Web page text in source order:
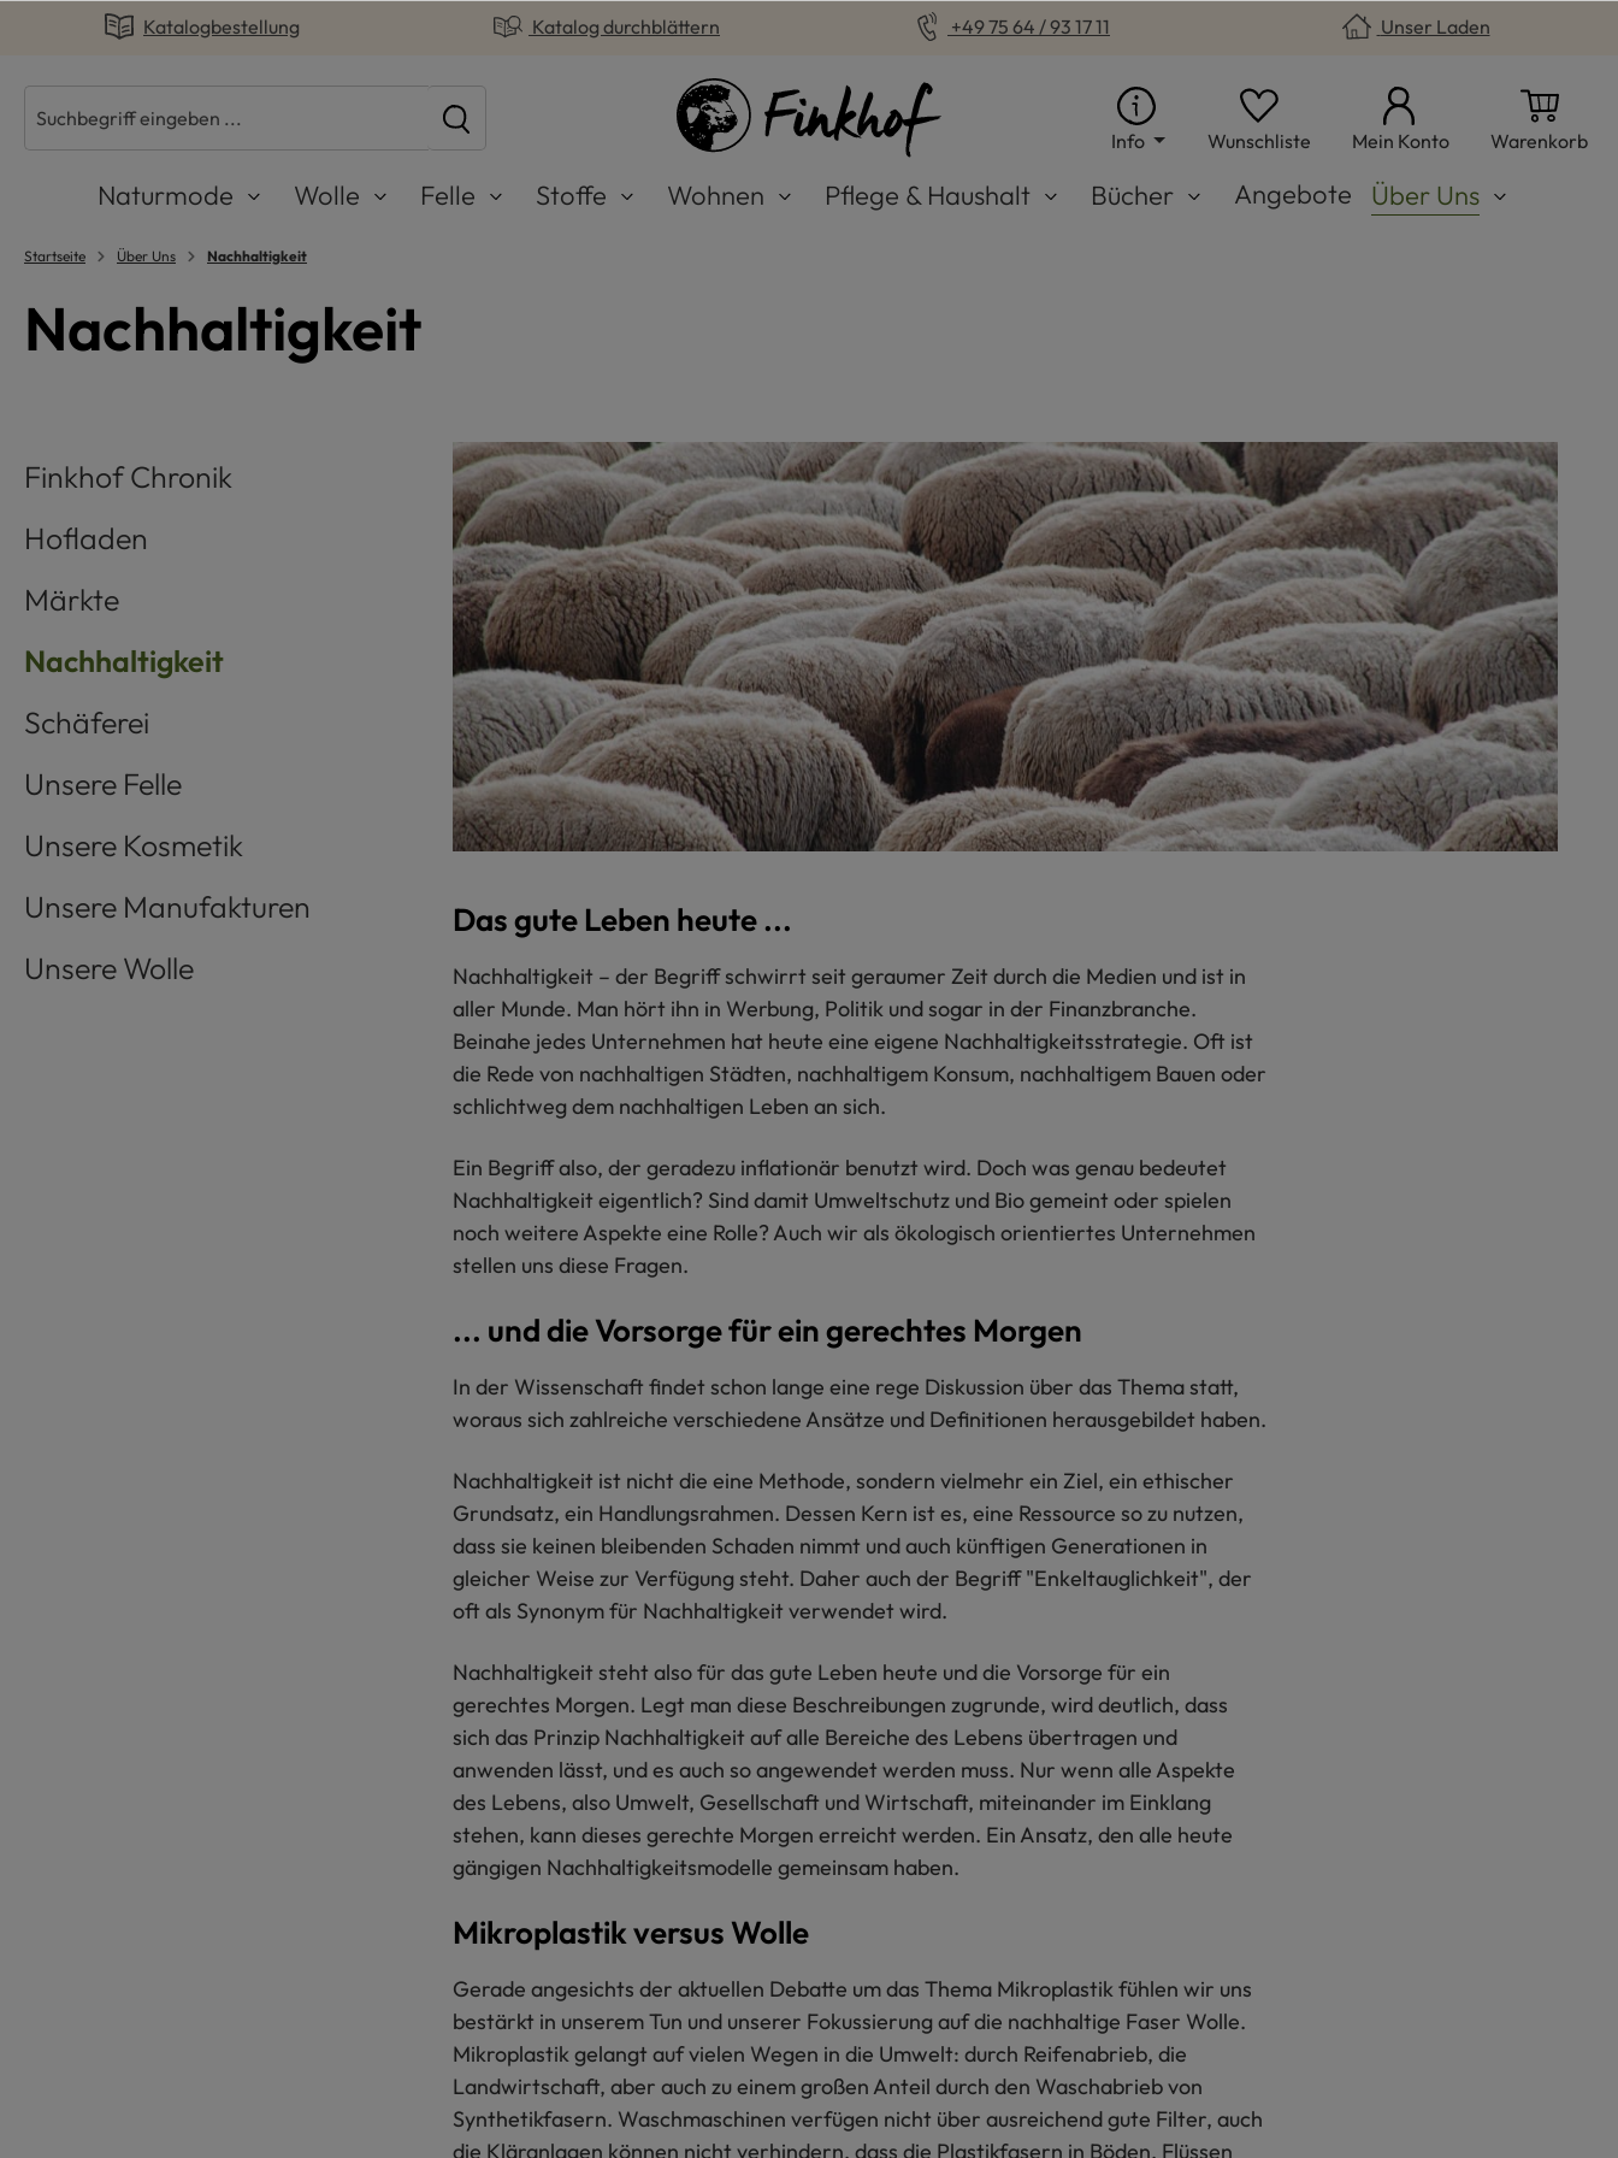
Zur Hauptnavigation springen
Katalogbestellung Katalog durchblättern +49 75 64 / 93 17 11 Unser Laden
Info Wunschliste Du hast 0 Produkte auf dem
Mein Konto Warenkorb
Naturmode Wolle Felle Stoffe Wohnen Pflege & Haushalt Bücher Angebote Über Uns
Startseite Über Uns Nachhaltigkeit
Nachhaltigkeit
Finkhof Chronik
Hofladen
Märkte
Nachhaltigkeit
Schäferei
Unsere Felle
Unsere Kosmetik
Unsere Manufakturen
Unsere Wolle
Das gute Leben heute ...
Nachhaltigkeit – der Begriff schwirrt seit geraumer Zeit durch die Medien und ist in
aller Munde. Man hört ihn in Werbung, Politik und sogar in der Finanzbranche.
Beinahe jedes Unternehmen hat heute eine eigene Nachhaltigkeitsstrategie. Oft ist
die Rede von nachhaltigen Städten, nachhaltigem Konsum, nachhaltigem Bauen oder
schlichtweg dem nachhaltigen Leben an sich.
Ein Begriff also, der geradezu inflationär benutzt wird. Doch was genau bedeutet
Nachhaltigkeit eigentlich? Sind damit Umweltschutz und Bio gemeint oder spielen
noch weitere Aspekte eine Rolle? Auch wir als ökologisch orientiertes Unternehmen
stellen uns diese Fragen.
... und die Vorsorge für ein gerechtes Morgen
In der Wissenschaft findet schon lange eine rege Diskussion über das Thema statt,
woraus sich zahlreiche verschiedene Ansätze und Definitionen herausgebildet haben.
Nachhaltigkeit ist nicht die eine Methode, sondern vielmehr ein Ziel, ein ethischer
Grundsatz, ein Handlungsrahmen. Dessen Kern ist es, eine Ressource so zu nutzen,
dass sie keinen bleibenden Schaden nimmt und auch künftigen Generationen in
gleicher Weise zur Verfügung steht. Daher auch der Begriff "Enkeltauglichkeit", der
oft als Synonym für Nachhaltigkeit verwendet wird.
Nachhaltigkeit steht also für das gute Leben heute und die Vorsorge für ein
gerechtes Morgen. Legt man diese Beschreibungen zugrunde, wird deutlich, dass
sich das Prinzip Nachhaltigkeit auf alle Bereiche des Lebens übertragen und
anwenden lässt, und es auch so angewendet werden muss. Nur wenn alle Aspekte
des Lebens, also Umwelt, Gesellschaft und Wirtschaft, miteinander im Einklang
stehen, kann dieses gerechte Morgen erreicht werden. Ein Ansatz, den alle heute
gängigen Nachhaltigkeitsmodelle gemeinsam haben.
Mikroplastik versus Wolle
Gerade angesichts der aktuellen Debatte um das Thema Mikroplastik fühlen wir uns
bestärkt in unserem Tun und unserer Fokussierung auf die nachhaltige Faser Wolle.
Mikroplastik gelangt auf vielen Wegen in die Umwelt: durch Reifenabrieb, die
Landwirtschaft, aber auch zu einem großen Anteil durch den Waschabrieb von
Synthetikfasern. Waschmaschinen verfügen nicht über ausreichend gute Filter, auch
die Kläranlagen können nicht verhindern, dass die Plastikfasern in Böden, Flüssen